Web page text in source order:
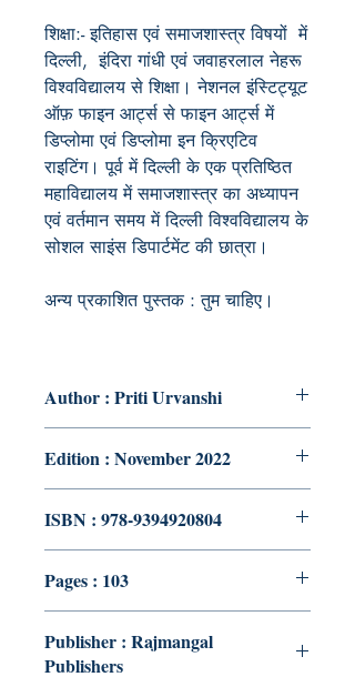
शिक्षा:- इतिहास एवं समाजशास्त्र विषयों में
दिल्ली, इंदिरा गांधी एवं जवाहरलाल नेहरू
विश्वविद्यालय से शिक्षा। नेशनल इंस्टिट्यूट
ऑफ़ फाइन आर्ट्स से फाइन आर्ट्स में
डिप्लोमा एवं डिप्लोमा इन क्रिएटिव
राइटिंग। पूर्व में दिल्ली के एक प्रतिष्ठित
महाविद्यालय में समाजशास्त्र का अध्यापन
एवं वर्तमान समय में दिल्ली विश्वविद्यालय के
सोशल साइंस डिपार्टमेंट की छात्रा।
अन्य प्रकाशित पुस्तक : तुम चाहिए।
Author : Priti Urvanshi
Edition : November 2022
ISBN : 978-9394920804
Pages : 103
Publisher : Rajmangal
Publishers